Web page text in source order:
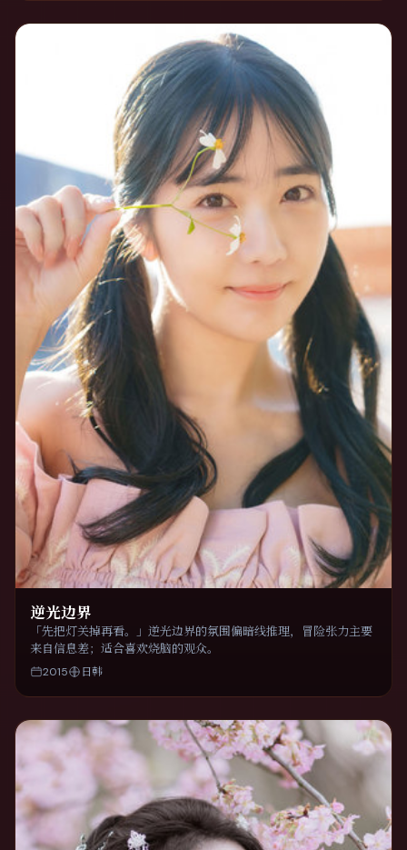
逆光边界
「先把灯关掉再看。」逆光边界的氛围偏暗线推理，冒险张力主要
来自信息差；适合喜欢烧脑的观众。
2015 日韩